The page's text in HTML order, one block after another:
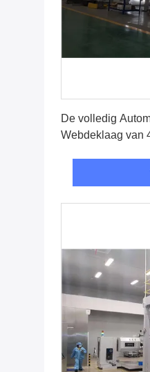
De volledig
Webdeklaag van